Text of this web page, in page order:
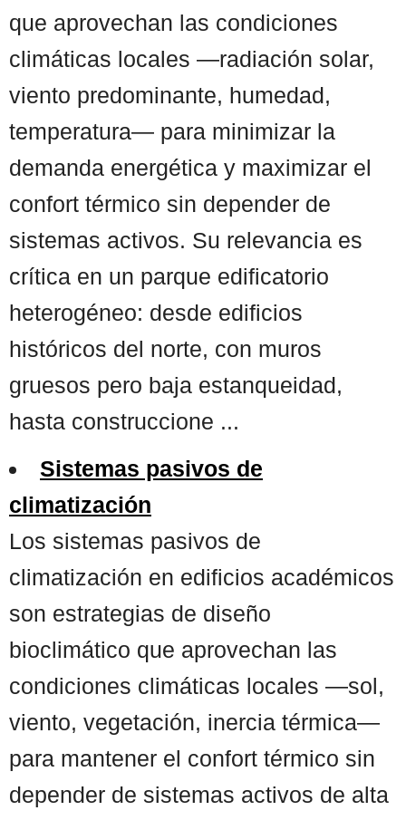
que aprovechan las condiciones
climáticas locales —radiación solar,
viento predominante, humedad,
temperatura— para minimizar la
demanda energética y maximizar el
confort térmico sin depender de
sistemas activos. Su relevancia es
crítica en un parque edificatorio
heterogéneo: desde edificios
históricos del norte, con muros
gruesos pero baja estanqueidad,
hasta construccione ...
Sistemas pasivos de
climatización
Los sistemas pasivos de
climatización en edificios académicos
son estrategias de diseño
bioclimático que aprovechan las
condiciones climáticas locales —sol,
viento, vegetación, inercia térmica—
para mantener el confort térmico sin
depender de sistemas activos de alta